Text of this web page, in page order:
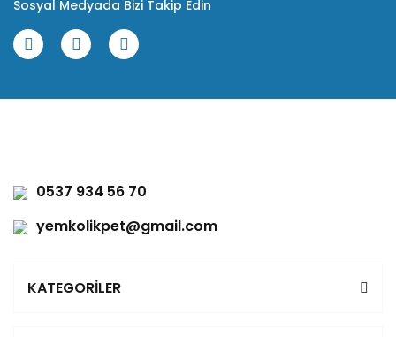
Sosyal Medyada Bizi Takip Edin
0537 934 56 70
yemkolikpet@gmail.com
KATEGORİLER